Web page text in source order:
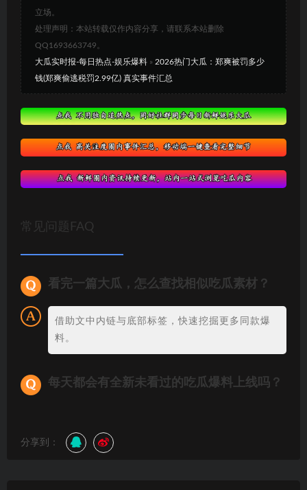
立场。
处理声明：本站转载仅作内容分享，请联系本站删除
QQ1693663749。
大瓜实时报-每日热点-娱乐爆料 » 2026热门大瓜：郑爽被罚多少
钱(郑爽偷逃税罚2.99亿) 真实事件汇总
常见问题FAQ
看完一篇大瓜，怎么查找相似吃瓜素材？
借助文中内链与底部标签，快速挖掘更多同款爆
料。
每天都会有全新未看过的吃瓜爆料上线吗？
分享到：